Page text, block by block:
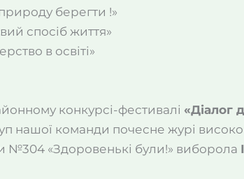
берегти !»
спосіб життя»
в освіті»
конкурсі-фестивалі «Діалог
нашої команди почесне журі високо
№304 «Здоровенькі були!» виборола